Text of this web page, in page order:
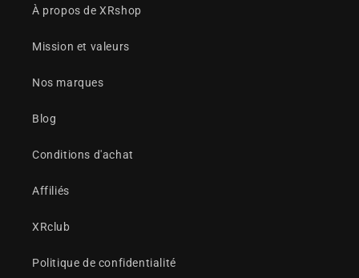
À propos de XRshop
Mission et valeurs
Nos marques
Blog
Conditions d'achat
Affiliés
XRclub
Politique de confidentialité